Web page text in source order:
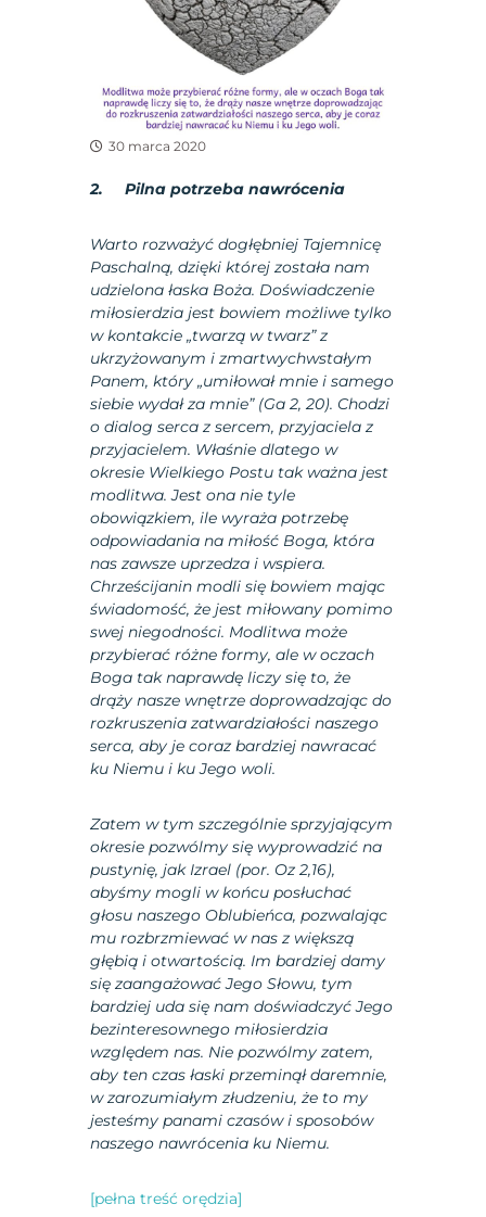
30 marca 2020
2. Pilna potrzeba nawrócenia
Warto rozważyć dogłębniej Tajemnicę
Paschalną, dzięki której została nam
udzielona łaska Boża. Doświadczenie
miłosierdzia jest bowiem możliwe tylko
w kontakcie „twarzą w twarz” z
ukrzyżowanym i zmartwychwstałym
Panem, który „umiłował mnie i samego
siebie wydał za mnie” (Ga 2, 20). Chodzi
o dialog serca z sercem, przyjaciela z
przyjacielem. Właśnie dlatego w
okresie Wielkiego Postu tak ważna jest
modlitwa. Jest ona nie tyle
obowiązkiem, ile wyraża potrzebę
odpowiadania na miłość Boga, która
nas zawsze uprzedza i wspiera.
Chrześcijanin modli się bowiem mając
świadomość, że jest miłowany pomimo
swej niegodności. Modlitwa może
przybierać różne formy, ale w oczach
Boga tak naprawdę liczy się to, że
drąży nasze wnętrze doprowadzając do
rozkruszenia zatwardziałości naszego
serca, aby je coraz bardziej nawracać
ku Niemu i ku Jego woli.
Zatem w tym szczególnie sprzyjającym
okresie pozwólmy się wyprowadzić na
pustynię, jak Izrael (por. Oz 2,16),
abyśmy mogli w końcu posłuchać
głosu naszego Oblubieńca, pozwalając
mu rozbrzmiewać w nas z większą
głębią i otwartością. Im bardziej damy
się zaangażować Jego Słowu, tym
bardziej uda się nam doświadczyć Jego
bezinteresownego miłosierdzia
względem nas. Nie pozwólmy zatem,
aby ten czas łaski przeminął daremnie,
w zarozumiałym złudzeniu, że to my
jesteśmy panami czasów i sposobów
naszego nawrócenia ku Niemu.
[pełna treść orędzia]